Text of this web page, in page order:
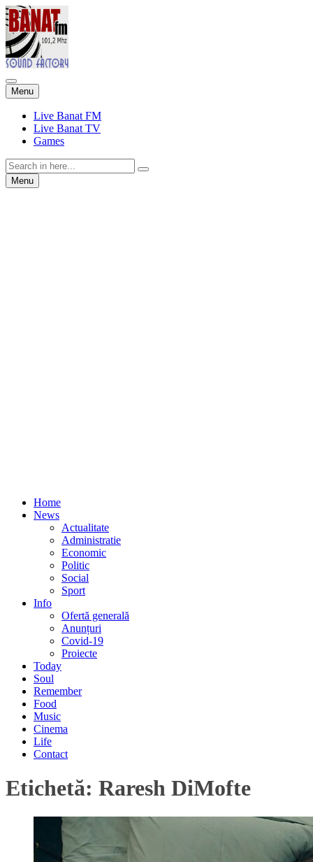
Menu Skip
to
content
Live Banat FM
Live Banat TV
Games
Search
for:Menu Skip
to
Home
News
Actualitate
Administratie
Economic
Politic
Social
Sport
Info
Ofertă generală
Anunțuri
Covid-19
Proiecte
Today
Soul
Remember
Food
Music
Cinema
Life
Contact
Etichetă: Raresh DiMofte